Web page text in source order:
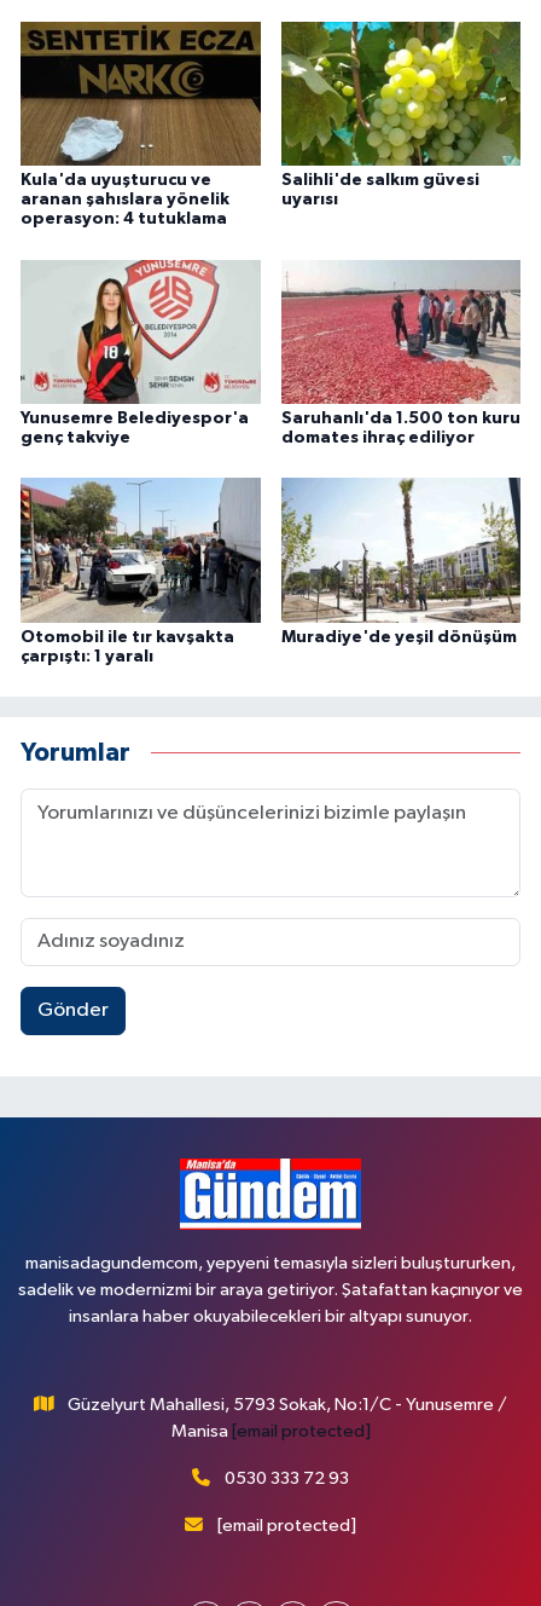
Kula'da uyuşturucu ve
aranan şahıslara yönelik
operasyon: 4 tutuklama
Salihli'de salkım güvesi
uyarısı
Yunusemre Belediyespor'a
genç takviye
Saruhanlı'da 1.500 ton kuru
domates ihraç ediliyor
Otomobil ile tır kavşakta
çarpıştı: 1 yaralı
Muradiye'de yeşil dönüşüm
Yorumlar
Gönder
manisadagundemcom, yepyeni temasıyla sizleri buluştururken,
sadelik ve modernizmi bir araya getiriyor. Şatafattan kaçınıyor ve
insanlara haber okuyabilecekleri bir altyapı sunuyor.
Güzelyurt Mahallesi, 5793 Sokak, No:1/C - Yunusemre /
Manisa [email protected]
0530 333 72 93
[email protected]